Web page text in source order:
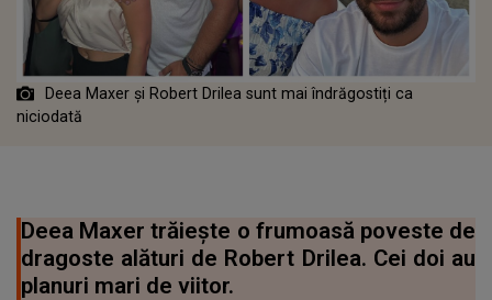
Deea Maxer și Robert Drilea sunt mai îndrăgostiți ca
niciodată
Deea Maxer trăiește o frumoasă poveste de
dragoste alături de Robert Drilea. Cei doi au
planuri mari de viitor.